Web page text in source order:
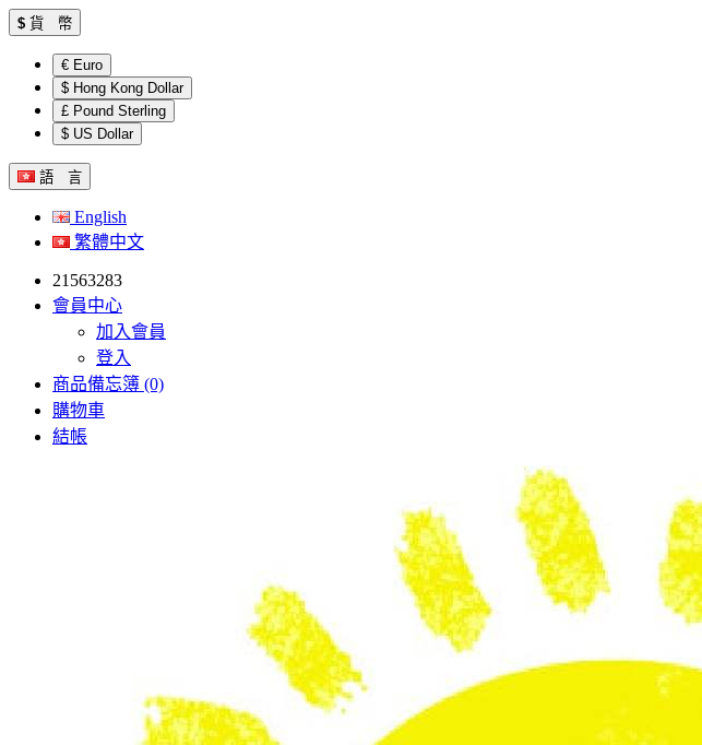
$ 貨 幣
€ Euro
$ Hong Kong Dollar
£ Pound Sterling
$ US Dollar
語 言
English
繁體中文
21563283
會員中心
加入會員
登入
商品備忘簿 (0)
購物車
結帳